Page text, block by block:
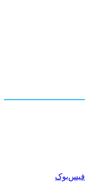
فیس‌بوک